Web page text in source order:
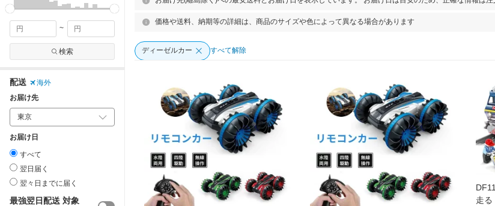
~
検索
配送
海外
お届け先
お届け日
すべて
翌日届く
翌々日までに届く
最強翌日配送 対象
価格や送料、納期等の詳細は、商品のサイズや色によって異なる場合があります
ディーゼルカー すべて解除
走る